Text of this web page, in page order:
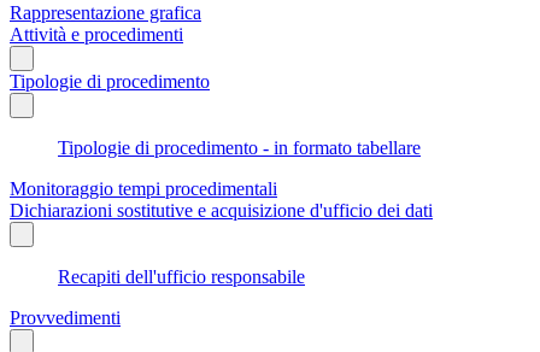
Rappresentazione grafica
Attività e procedimenti
Tipologie di procedimento
Tipologie di procedimento - in formato tabellare
Monitoraggio tempi procedimentali
Dichiarazioni sostitutive e acquisizione d'ufficio dei dati
Recapiti dell'ufficio responsabile
Provvedimenti